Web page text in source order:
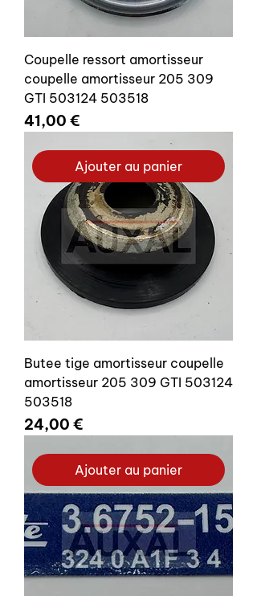
Coupelle ressort amortisseur
coupelle amortisseur 205 309
GTI 503124 503518
Prix
41,00 €
Ajouter au panier
Butee tige amortisseur coupelle
amortisseur 205 309 GTI 503124
503518
Prix
24,00 €
Ajouter au panier